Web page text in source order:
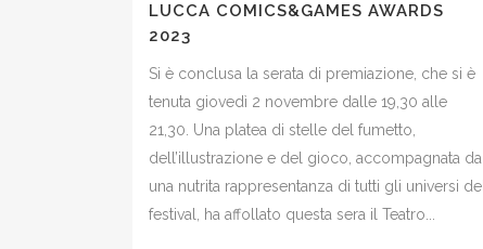
LUCCA COMICS&GAMES AWARDS
2023
Si è conclusa la serata di premiazione, che si è
tenuta giovedì 2 novembre dalle 19,30 alle
21,30. Una platea di stelle del fumetto,
dell’illustrazione e del gioco, accompagnata da
una nutrita rappresentanza di tutti gli universi del
festival, ha affollato questa sera il Teatro...